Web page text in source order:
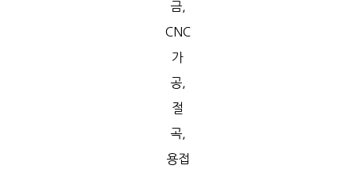
금,
CNC
가
공,
절
곡,
용접